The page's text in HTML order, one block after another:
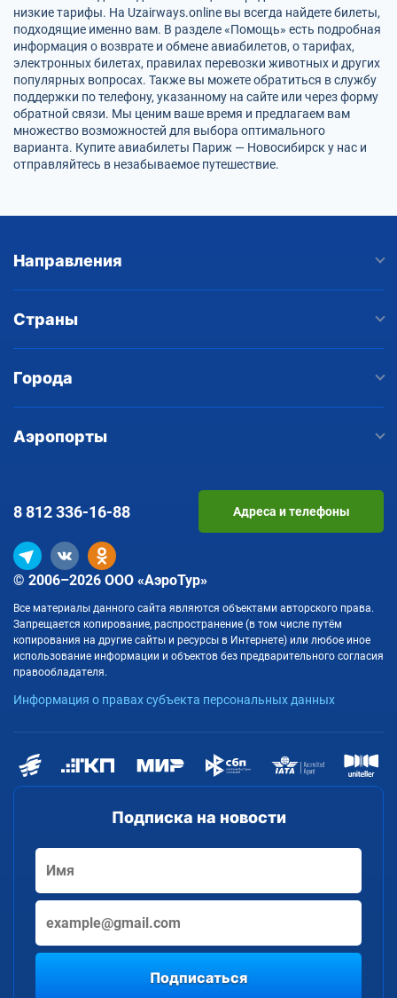
низкие тарифы. На Uzairways.online вы всегда найдете билеты,
подходящие именно вам. В разделе «Помощь» есть подробная
информация о возврате и обмене авиабилетов, о тарифах,
электронных билетах, правилах перевозки животных и других
популярных вопросах. Также вы можете обратиться в службу
поддержки по телефону, указанному на сайте или через форму
обратной связи. Мы ценим ваше время и предлагаем вам
множество возможностей для выбора оптимального
варианта. Купите авиабилеты Париж — Новосибирск у нас и
отправляйтесь в незабываемое путешествие.
Направления
Страны
Города
Аэропорты
Подписка на новости
Подписаться
© 2006–2026 ООО «АэроТур»
Все материалы данного сайта являются объектами авторского права.
Запрещается копирование, распространение (в том числе путём
копирования на другие сайты и ресурсы в Интернете) или любое иное
использование информации и объектов без предварительного согласия
правообладателя.
Информация о правах субъекта персональных данных
8 812336-16-88 Адреса и телефоны